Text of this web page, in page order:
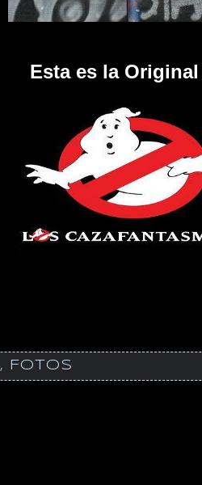
Esta es la Original
, FOTOS